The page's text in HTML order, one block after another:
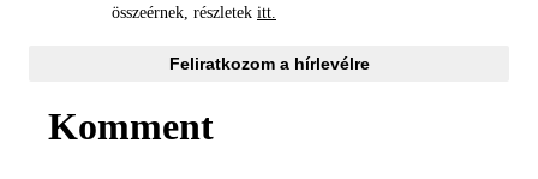
összeérnek, részletek itt.
Feliratkozom a hírlevélre
Komment